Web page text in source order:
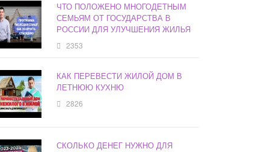
ЧТО ПОЛОЖЕНО МНОГОДЕТНЫМ
СЕМЬЯМ ОТ ГОСУДАРСТВА В
РОССИИ ДЛЯ УЛУЧШЕНИЯ ЖИЛЬЯ
2353
КАК ПЕРЕВЕСТИ ЖИЛОЙ ДОМ В
ЛЕТНЮЮ КУХНЮ
2826
СКОЛЬКО ДЕНЕГ НУЖНО ДЛЯ